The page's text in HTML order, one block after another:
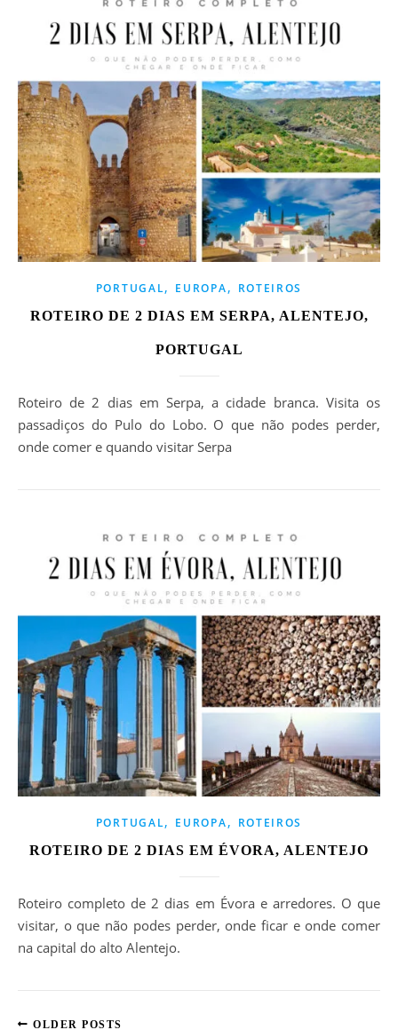
PORTUGAL, EUROPA, ROTEIROS
ROTEIRO DE 2 DIAS EM SERPA, ALENTEJO,
PORTUGAL
Roteiro de 2 dias em Serpa, a cidade branca. Visita os
passadiços do Pulo do Lobo. O que não podes perder,
onde comer e quando visitar Serpa
PORTUGAL, EUROPA, ROTEIROS
ROTEIRO DE 2 DIAS EM ÉVORA, ALENTEJO
Roteiro completo de 2 dias em Évora e arredores. O que
visitar, o que não podes perder, onde ficar e onde comer
na capital do alto Alentejo.
OLDER POSTS